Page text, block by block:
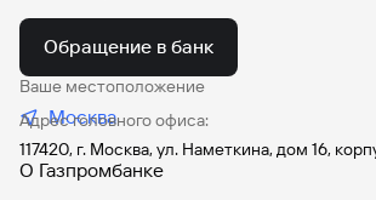
Дебетовая
JCB (архивная)
Обращение в банк
Ваше местоположение
Москва
Адрес головного офиса:
117420, г. Москва, ул. Наметкина, дом 16,
О Газпромбанке